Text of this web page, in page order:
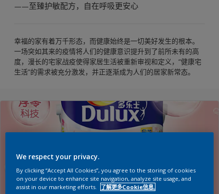
——至臻护敏配方，自在呼吸更安心
幸福的家有着万千形态，而健康始终是一切美好发生的根本。
一场突如其来的疫情将人们的健康意识提升到了前所未有的高
度，漫长的宅家战疫使得家居生活被重新审视和定义，“健康宅
生活”的需求被充分激发，并正逐渐成为人们的居家新常态。
We respect your privacy.
By clicking “Accept All Cookies”, you agree to the storing of cookies
on your device to enhance site navigation, analyze site usage, and
assist in our marketing efforts.
了解更多Cookie信息.